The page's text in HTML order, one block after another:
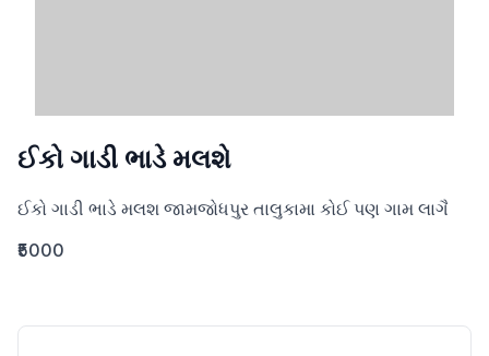
ઈકો ગાડી ભાડે મલશે
ઈકો ગાડી ભાડે મલશ જામજોધપુર તાલુકામા કોઈ પણ ગામ લાગૈ
₹5000